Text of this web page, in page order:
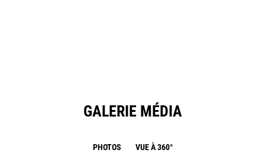
GALERIE MÉDIA
PHOTOS VUE À 360°